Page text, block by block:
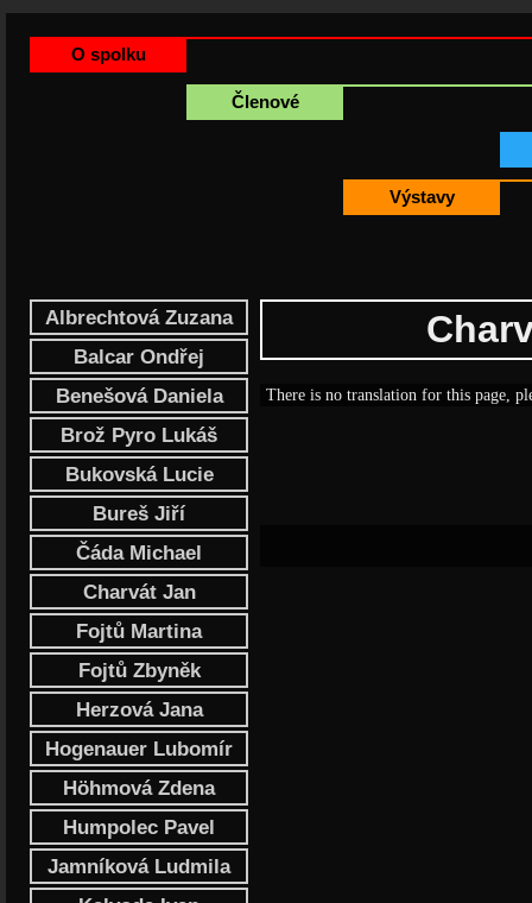
O spolku
Členové
Výstavy
Albrechtová Zuzana
Balcar Ondřej
Benešová Daniela
Brož Pyro Lukáš
Bukovská Lucie
Bureš Jiří
Čáda Michael
Charvát Jan
Fojtů Martina
Fojtů Zbyněk
Herzová Jana
Hogenauer Lubomír
Höhmová Zdena
Humpolec Pavel
Jamníková Ludmila
There is no translation for this page,